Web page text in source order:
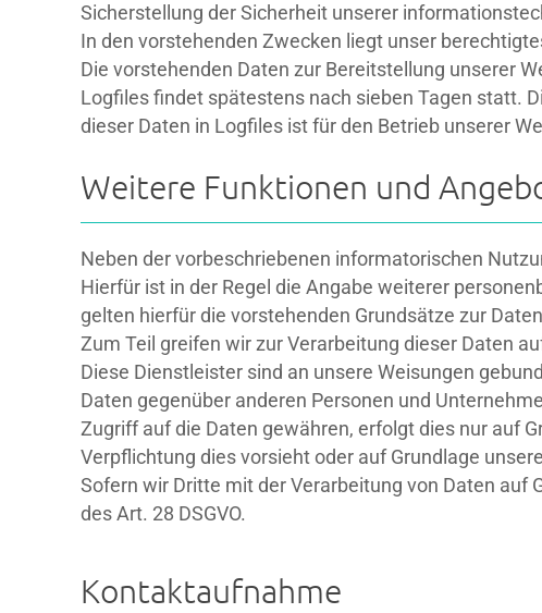
Sicherstellung der Sicherheit unserer
In den vorstehenden Zwecken liegt unser
Die vorstehenden Daten zur Bereitstellung unserer
Logfiles findet spätestens nach sieben Tagen statt.
dieser Daten in Logfiles ist für den Betrieb unserer
Weitere Funktionen und
Neben der vorbeschriebenen informatorischen
Hierfür ist in der Regel die Angabe weiterer
gelten hierfür die vorstehenden Grundsätze zur
Zum Teil greifen wir zur Verarbeitung dieser Daten
Diese Dienstleister sind an unsere Weisungen
Daten gegenüber anderen Personen und
Zugriff auf die Daten gewähren, erfolgt dies nur auf
Verpflichtung dies vorsieht oder auf Grundlage
Sofern wir Dritte mit der Verarbeitung von Daten auf
des Art. 28 DSGVO.
Kontaktaufnahme